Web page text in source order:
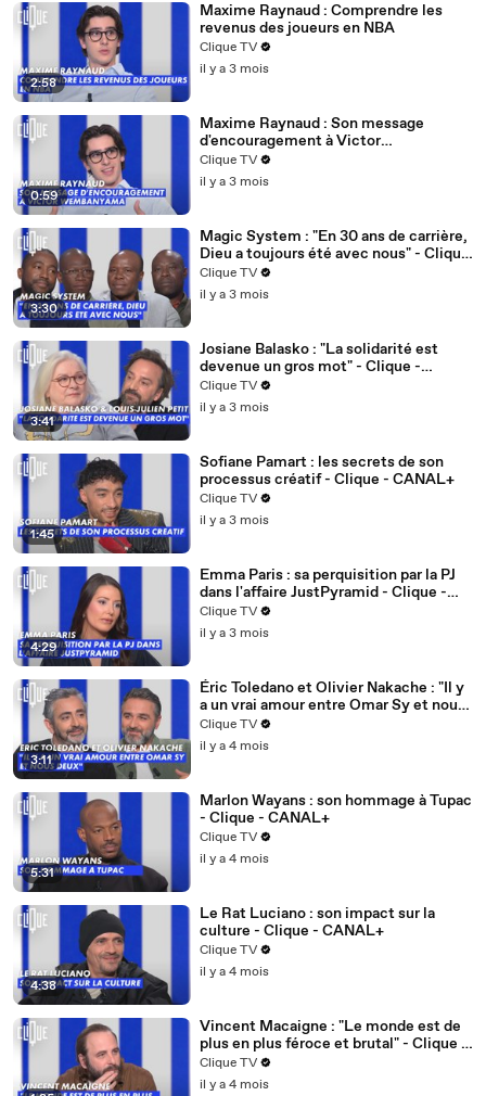
2:58
Maxime Raynaud : Comprendre les
revenus des joueurs en NBA
Clique TV
il y a 3 mois
0:59
Maxime Raynaud : Son message
d'encouragement à Victor
Wembanyama - Clique - CANAL+
Clique TV
il y a 3 mois
3:30
Magic System : "En 30 ans de carrière,
Dieu a toujours été avec nous" - Clique
- CANAL+
Clique TV
il y a 3 mois
3:41
Josiane Balasko : "La solidarité est
devenue un gros mot" - Clique -
CANAL+
Clique TV
il y a 3 mois
1:45
Sofiane Pamart : les secrets de son
processus créatif - Clique - CANAL+
Clique TV
il y a 3 mois
4:29
Emma Paris : sa perquisition par la PJ
dans l'affaire JustPyramid - Clique -
CANAL+
Clique TV
il y a 3 mois
3:11
Éric Toledano et Olivier Nakache : "Il y
a un vrai amour entre Omar Sy et nous
deux" - Clique - CANAL+
Clique TV
il y a 4 mois
5:31
Marlon Wayans : son hommage à Tupac
- Clique - CANAL+
Clique TV
il y a 4 mois
4:38
Le Rat Luciano : son impact sur la
culture - Clique - CANAL+
Clique TV
il y a 4 mois
Vincent Macaigne : "Le monde est de
plus en plus féroce et brutal" - Clique -
CANAL+
Clique TV
il y a 4 mois